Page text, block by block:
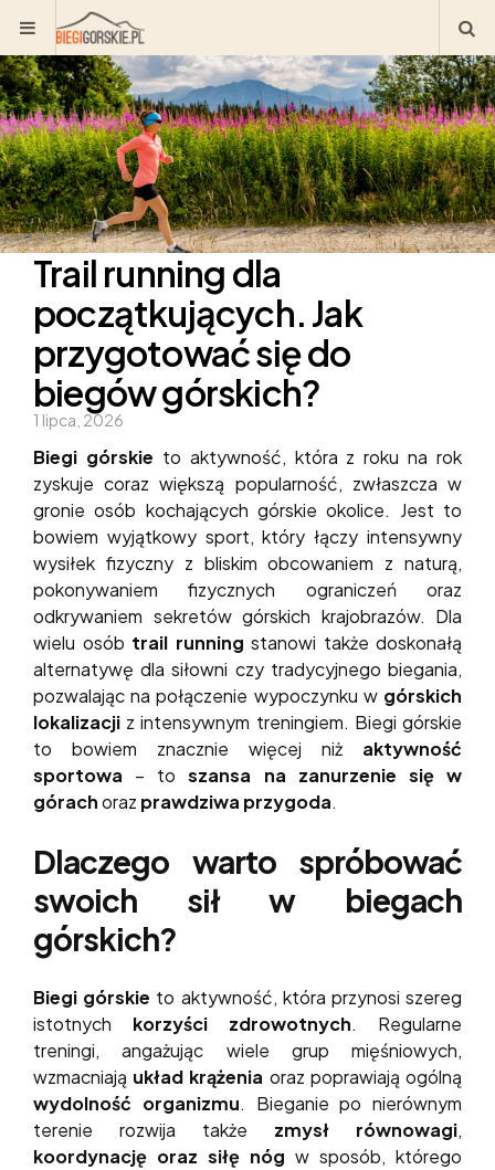
Menu
Trail running dla
początkujących. Jak
przygotować się do
biegów górskich?
1 lipca, 2026
Biegi górskie to aktywność, która z roku na rok
zyskuje coraz większą popularność, zwłaszcza w
gronie osób kochających górskie okolice. Jest to
bowiem wyjątkowy sport, który łączy intensywny
wysiłek fizyczny z bliskim obcowaniem z naturą,
pokonywaniem fizycznych ograniczeń oraz
odkrywaniem sekretów górskich krajobrazów. Dla
wielu osób trail running stanowi także doskonałą
alternatywę dla siłowni czy tradycyjnego biegania,
pozwalając na połączenie wypoczynku w górskich
lokalizacji z intensywnym treningiem. Biegi górskie
to bowiem znacznie więcej niż aktywność
sportowa – toszansa na zanurzenie się w
górachoraz prawdziwa przygoda.
Dlaczego warto spróbować
swoich sił w biegach
górskich?
Biegi górskie to aktywność, która przynosi szereg
istotnych korzyści zdrowotnych. Regularne
treningi, angażując wiele grup mięśniowych,
wzmacniają układ krążenia oraz poprawiają ogólną
wydolność organizmu. Bieganie po nierównym
terenie rozwija także zmysł równowagi,
koordynację oraz siłę nóg w sposób, którego